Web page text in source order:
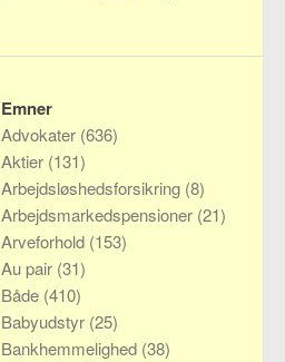
Emner
Advokater (636)
Aktier (131)
Arbejdsløshedsforsikring (8)
Arbejdsmarkedspensioner (21)
Arveforhold (153)
Au pair (31)
Både (410)
Babyudstyr (25)
Bankhemmelighed (38)